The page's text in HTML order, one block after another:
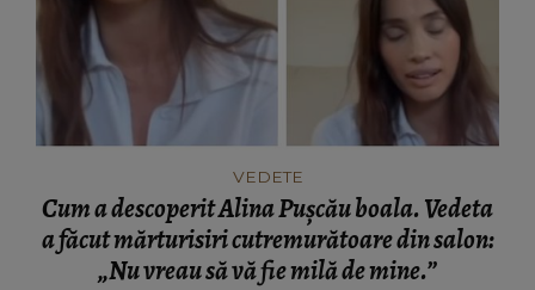
VEDETE
Cum a descoperit Alina Pușcău boala. Vedeta
a făcut mărturisiri cutremurătoare din salon:
„Nu vreau să vă fie milă de mine.”